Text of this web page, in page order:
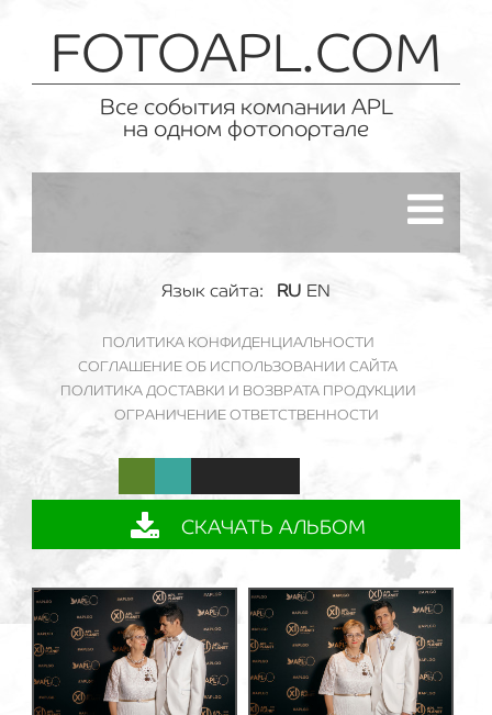
FOTOAPL.COM
Все события компании APL
на одном фотопортале
Язык сайта: RU EN
ПОЛИТИКА КОНФИДЕНЦИАЛЬНОСТИ
СОГЛАШЕНИЕ ОБ ИСПОЛЬЗОВАНИИ САЙТА
ПОЛИТИКА ДОСТАВКИ И ВОЗВРАТА ПРОДУКЦИИ
ОГРАНИЧЕНИЕ ОТВЕТСТВЕННОСТИ
СКАЧАТЬ АЛЬБОМ